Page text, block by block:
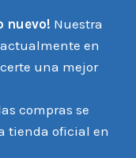
nuevo! Nuestra
actualmente en
una mejor
compras se
tienda oficial en